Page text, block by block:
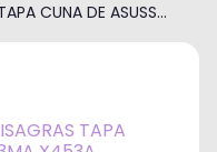
CUNA DE ASUSS...
TAPA